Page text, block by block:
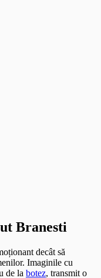
Branesti
decât să
Imaginile cu
de la botez, transmit o